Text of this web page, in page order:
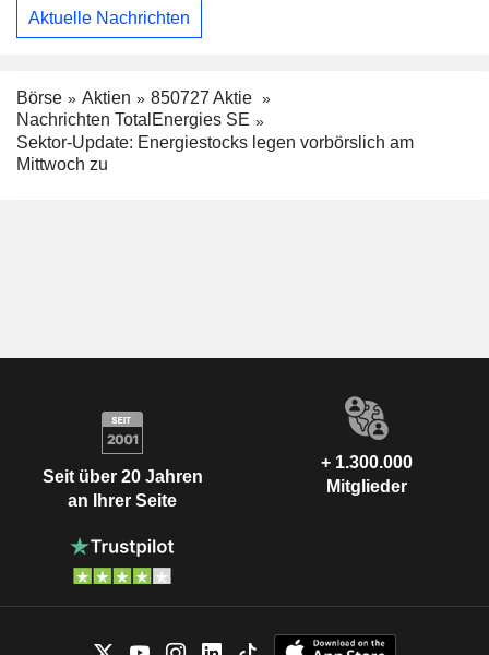
Aktuelle Nachrichten
Börse Aktien
850727 Aktie
Nachrichten TotalEnergies SE
Sektor-Update: Energiestocks legen vorbörslich am
Mittwoch zu
Seit über 20 Jahren
an Ihrer Seite
+ 1.300.000
Mitglieder